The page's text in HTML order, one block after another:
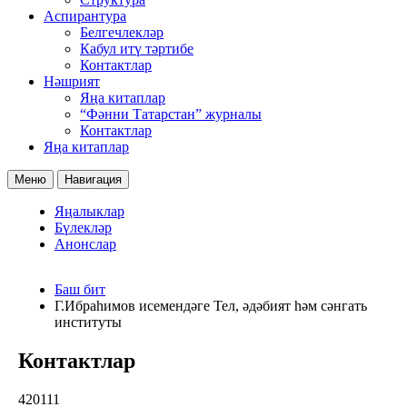
Аспирантура
Белгечлекләр
Кабул итү тәртибе
Контактлар
Нәшрият
Яңа китаплар
“Фәнни Татарстан” журналы
Контактлар
Яңа китаплар
Меню Навигация
Яңалыклар
Бүлекләр
Анонслар
Баш бит
Г.Ибраһимов исемендәге Тел, әдәбият һәм сәнгать
институты
Контактлар
420111